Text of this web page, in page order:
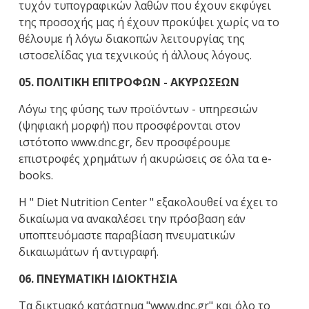
τυχόν τυπογραφικών λαθών που έχουν εκφύγει
της προσοχής μας ή έχουν προκύψει χωρίς να το
θέλουμε ή λόγω διακοπών λειτουργίας της
ιστοσελίδας για τεχνικούς ή άλλους λόγους.
05. ΠΟΛΙΤΙΚΗ ΕΠΙΤΡΟΦΩΝ - ΑΚΥΡΩΣΕΩΝ
Λόγω της φύσης των προϊόντων - υπηρεσιών
(ψηφιακή μορφή) που προσφέρονται στον
ιστότοπο www.dnc.gr, δεν προσφέρουμε
επιστροφές χρημάτων ή ακυρώσεις σε όλα τα e-
books.
Η " Diet Nutrition Center " εξακολουθεί να έχει το
δικαίωμα να ανακαλέσει την πρόσβαση εάν
υποπτευόμαστε παραβίαση πνευματικών
δικαιωμάτων ή αντιγραφή.
06. ΠΝΕΥΜΑΤΙΚΗ ΙΔΙΟΚΤΗΣΙΑ
Τα δικτυακό κατάστημα "www.dnc.gr" και όλο το